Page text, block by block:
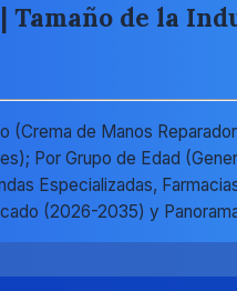
Tamaño de la
de Manos
Por Grupo de Edad
Especializadas,
(2026-2035) y